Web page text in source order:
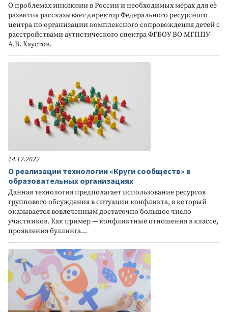
О проблемах инклюзии в России и необходимых мерах для её
развития рассказывает директор Федерального ресурсного
центра по организации комплексного сопровождения детей с
расстройствами аутистического спектра ФГБОУ ВО МГППУ
А.В. Хаустов.
14.12.2022
О реализации технологии «Круги сообществ» в
образовательных организациях
Данная технология предполагает использование ресурсов
группового обсуждения в ситуации конфликта, в который
оказывается вовлеченным достаточно большое число
участников. Как пример — конфликтные отношения в классе,
проявления буллинга...